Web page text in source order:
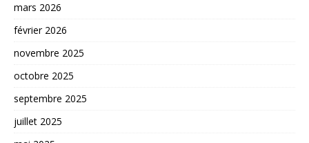
mars 2026
février 2026
novembre 2025
octobre 2025
septembre 2025
juillet 2025